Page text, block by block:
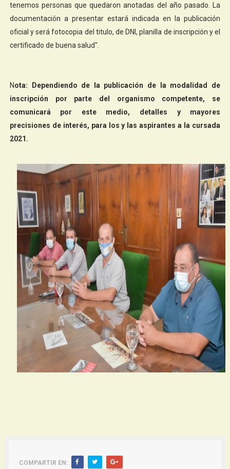
tenemos personas que quedaron anotadas del año pasado. La
documentación a presentar estará indicada en la publicación
oficial y será fotocopia del titulo, de DNI, planilla de inscripción y el
certificado de buena salud".
Nota: Dependiendo de la publicación de la modalidad de
inscripción por parte del organismo competente, se
comunicará por este medio, detalles y mayores
precisiones de interés, para los y las aspirantes a la cursada
2021.
COMPARTIR EN: